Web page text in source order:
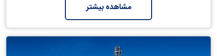
مشاهده بیشتر